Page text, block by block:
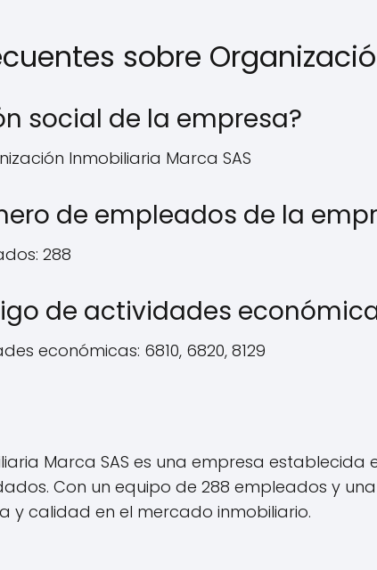
sobre
social de la empresa?
Inmobiliaria Marca SAS
de empleados de la
288
de actividades
económicas: 6810, 6820, 8129
Marca SAS es una empresa
Con un equipo de 288 empleados y
y calidad en el mercado inmobiliario.